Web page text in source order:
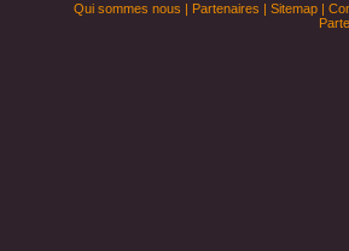
Qui sommes nous | Partenaires | Sitemap|